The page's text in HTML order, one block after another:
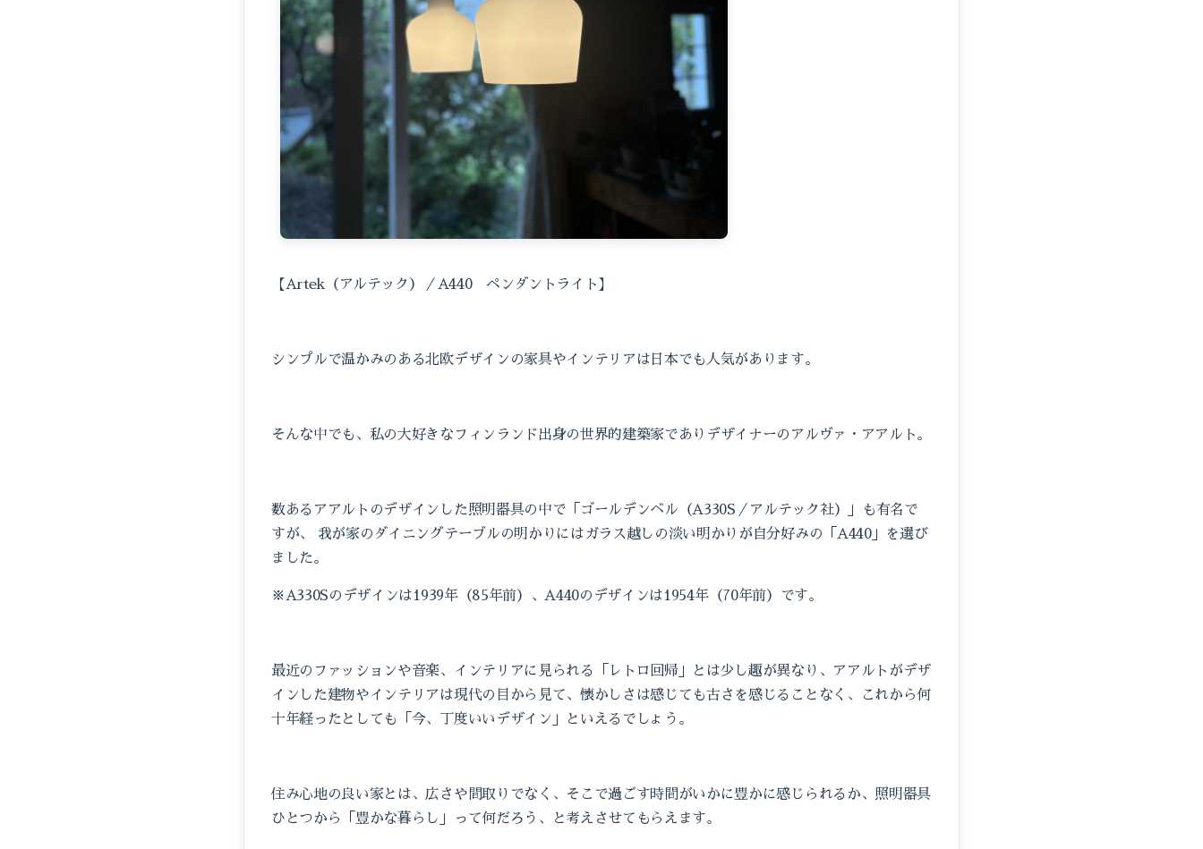
【Artek（アルテック）／A440 ペンダントライト】
シンプルで温かみのある北欧デザインの家具やインテリアは日本でも人気があります。
そんな中でも、私の大好きなフィンランド出身の世界的建築家でありデザイナーのアルヴァ・アアルト。
数あるアアルトのデザインした照明器具の中で「ゴールデンベル（A330S／アルテック社）」も有名で
すが、 我が家のダイニングテーブルの明かりにはガラス越しの淡い明かりが自分好みの「A440」を選び
ました。
※A330Sのデザインは1939年（85年前）、A440のデザインは1954年（70年前）です。
最近のファッションや音楽、インテリアに見られる「レトロ回帰」とは少し趣が異なり、アアルトがデザ
インした建物やインテリアは現代の目から見て、懐かしさは感じても古さを感じることなく、これから何
十年経ったとしても「今、丁度いいデザイン」といえるでしょう。
住み心地の良い家とは、広さや間取りでなく、そこで過ごす時間がいかに豊かに感じられるか、照明器具
ひとつから「豊かな暮らし」って何だろう、と考えさせてもらえます。